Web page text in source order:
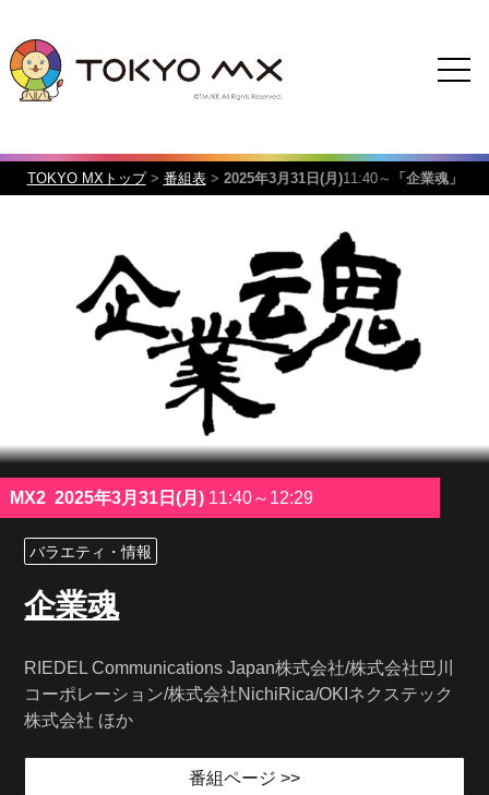
TOKYO MXトップ> 番組表> 2025年3月31日(月)11:40～ 「企業魂」
MX2 2025年3月31日(月) 11:40～12:29
バラエティ・情報
企業魂
RIEDEL Communications Japan株式会社/株式会社巴川
コーポレーション/株式会社NichiRica/OKIネクステック
株式会社 ほか
番組ページ >>